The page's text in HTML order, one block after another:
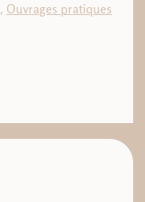
, Ouvrages pratiques